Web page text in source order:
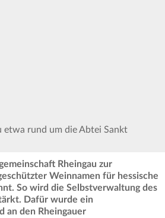
etwa rund um die Abtei Sankt
Rheingau zur
Weinnamen für hessische
So wird die Selbstverwaltung des
Dafür wurde ein
an den Rheingauer